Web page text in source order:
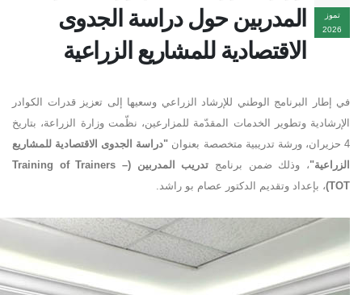
تموز
2026
المدربين حول دراسة الجدوى
الاقتصادية للمشاريع الزراعية
في إطار البرنامج الوطني للإرشاد الزراعي وسعيها إلى تعزيز قدرات الكوادر
الإرشادية وتطوير الخدمات المقدّمة للمزارعين، نظّمت وزارة الزراعة، بتاريخ
4 حزيران، ورشة تدريبية متخصصة بعنوان
"دراسة الجدوى الاقتصادية للمشاريع
الزراعية"، وذلك ضمن برنامج تدريب المدربين
(Training of Trainers –
TOT) ، بإعداد وتقديم الدكتور عصام بو راشد